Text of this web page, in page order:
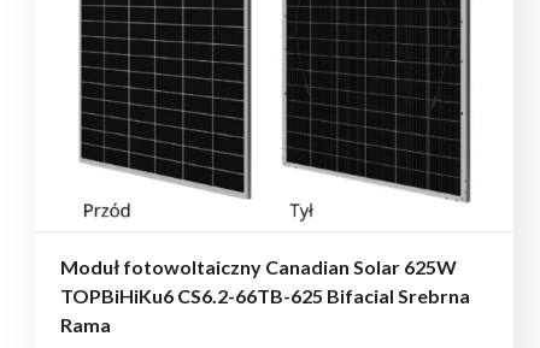
Moduł fotowoltaiczny Canadian Solar 625W
TOPBiHiKu6 CS6.2-66TB-625 Bifacial Srebrna
Rama